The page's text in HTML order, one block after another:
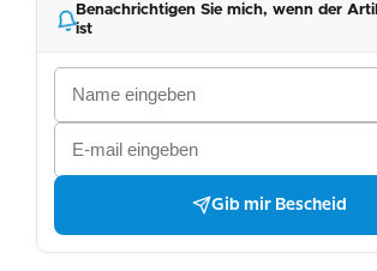
Benachrichtigen Sie mich, wenn der
ist
Gib mir Bescheid